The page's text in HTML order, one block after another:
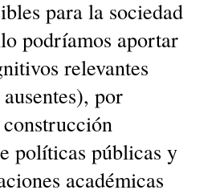
para la sociedad
podríamos aportar
relevantes
por
políticas públicas y
académicas